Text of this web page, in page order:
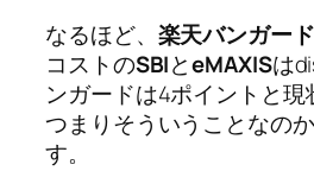
なるほど、 楽天バンガー
コストのSBIとeMAXISは
ンガードは4ポイントと
つまりそういうことなの
す。